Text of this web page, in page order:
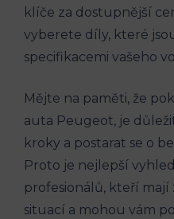
klíče za dostupnější
vyberete díly, které
specifikacemi vašeho
Mějte na paměti, že
auta Peugeot, je
kroky a postarat se o
Proto je nejlepší
profesionálů, kteří
situací a mohou vám